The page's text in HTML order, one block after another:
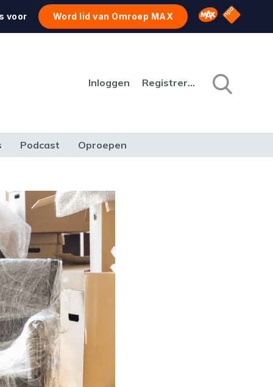
voor Word lid van Omroep MAX Omroep MAX
NPO
Inloggen Registreren
Podcast Oproepen